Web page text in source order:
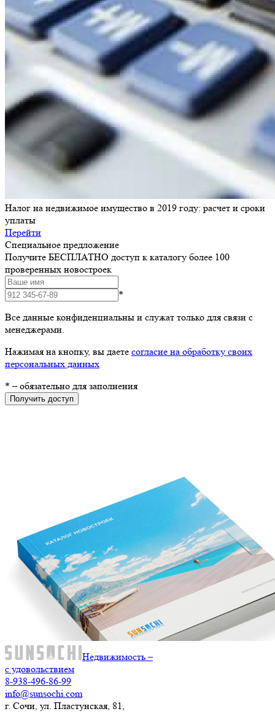
Налог на недвижимое имущество в 2019 году: расчет и сроки
уплаты
Перейти
Специальное предложение
Получите БЕСПЛАТНО доступ к каталогу более 100
проверенных новостроек
*
Все данные конфиденциальны и служат только для связи с
менеджерами.
Нажимая на кнопку, вы даете согласие на обработку своих
персональных данных
* – обязательно для заполнения
Получить доступ
Недвижимость –
с удовольствием
8-938-496-86-99
info@sunsochi.com
г. Сочи, ул. Пластунская, 81,